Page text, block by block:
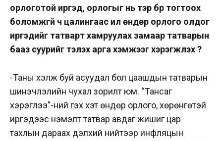
орлоготой иргэд, орлогыг нь тэр бүр тогтоох
боломжгүй ч цалингаас илүү өндөр орлого олдог
иргэдийг татварт хамруулах замаар татварын
бааз суурийг тэлэх арга хэмжээг хэрэгжүүлэх үү?
-Таны хэлж буй асуудал бол цаашдын татварын
шинэчлэлийн чухал зорилт юм. “Тансаг
хэрэглээ”-ний гэх хэт өндөр орлого, хөрөнгөтэй
иргэдээс нэмэлт татвар авдаг жишиг цар
тахлын дараах дэлхий нийтээр инфляцын